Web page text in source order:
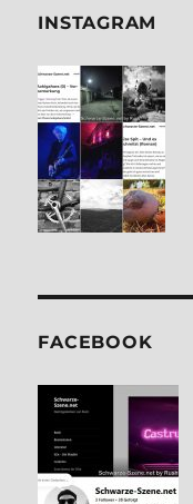
INSTA­GRAM
FACE­BOOK